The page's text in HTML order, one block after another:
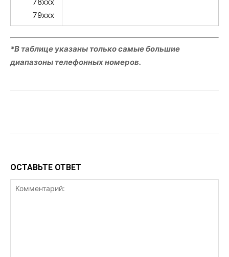
79xxx
*В таблице указаны только самые большие
диапазоны телефонных номеров.
ОСТАВЬТЕ ОТВЕТ